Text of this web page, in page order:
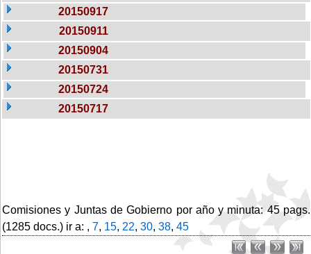
20150917
20150911
20150904
20150731
20150724
20150717
Comisiones y Juntas de Gobierno por año y minuta: 45 pags.
(1285 docs.) ir a: , 7, 15, 22, 30, 38, 45